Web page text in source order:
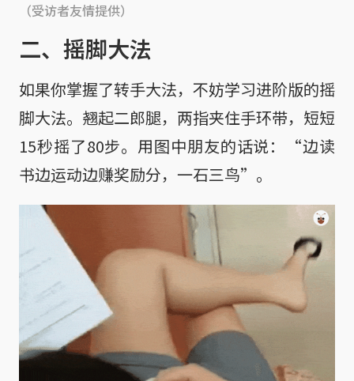
（受访者友情提供）
二、摇脚大法
如果你掌握了转手大法，不妨学习进阶版的摇
脚大法。翘起二郎腿，两指夹住手环带，短短
15秒摇了80步。用图中朋友的话说：“边读
书边运动边赚奖励分，一石三鸟”。